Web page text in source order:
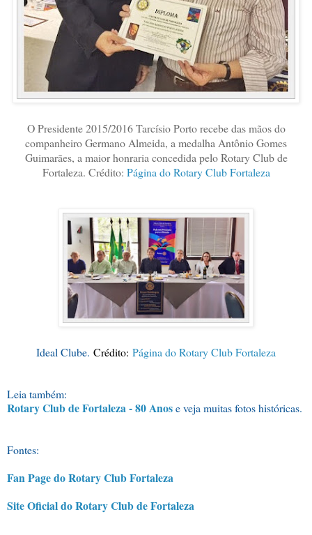
O Presidente 2015/2016 Tarcísio Porto recebe das mãos do
companheiro Germano Almeida, a medalha Antônio Gomes
Guimarães, a maior honraria concedida pelo Rotary Club de
Fortaleza. Crédito: Página do Rotary Club Fortaleza
Ideal Clube. Crédito: Página do Rotary Club Fortaleza
Leia também:
Rotary Club de Fortaleza - 80 Anose veja muitas fotos históricas.
Fontes:
Fan Page do Rotary Club Fortaleza
Site Oficial do Rotary Club de Fortaleza